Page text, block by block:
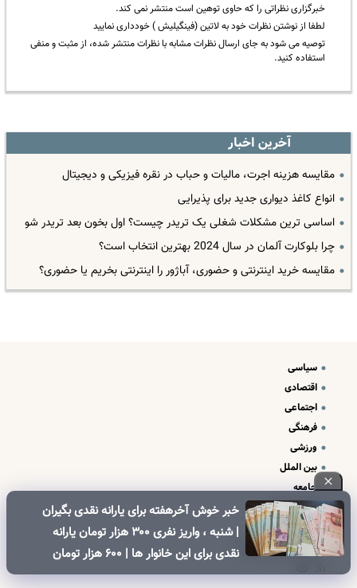
خبرگزاری نظراتی را که حاوی توهین است منتشر نمی کند.
لطفا از نوشتن نظرات خود به لاتین (فینگیلیش ) خودداری نمایید
توصیه می شود به جای ارسال نظرات مشابه با نظرات منتشر شده، از مثبت و منفی
استفاده کنید.
آخرین اخبار
مقایسه هزینه اجرت، مالیات و حباب در نقره فیزیکی و دیجیتال
انواع کاغذ دیواری جدید برای پذیرایی
اساسی ترین مشکلات شغلی یک تریدر چیست؟ اول بخون بعد تریدر شو
چرا بلوکارت آلمان در سال 2024 بهترین انتخاب است؟
مقایسه خرید اینترنتی و حضوری، آباژور را اینترنتی بخریم یا حضوری؟
خبر خوش آخرهفته برای یارانه نقدی بگیران
| شنبه ، واریز نفری ۳۰۰ هزار تومان یارانه
نقدی برای این خانوار ها | ۶۰۰ هزار تومان
کالابرگ برای خانوارهای دارای فرزند
سیاسی
اقتصادی
اجتماعی
فرهنگی
ورزشی
بین الملل
جامعه
علم و فناوری
درباره ما
تبلیغات و تماس با ما